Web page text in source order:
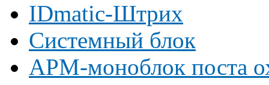
IDmatic-Штрих
Системный блок
АРМ-моноблок поста